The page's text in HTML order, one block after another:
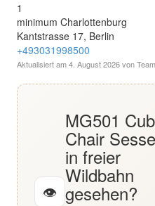
1
minimum Charlottenburg
Kantstrasse 17, Berlin
+493031998500
Aktualisiert am4. August 2026von
👁
MG501
Chair
in freier
Wildbahn
gesehen?